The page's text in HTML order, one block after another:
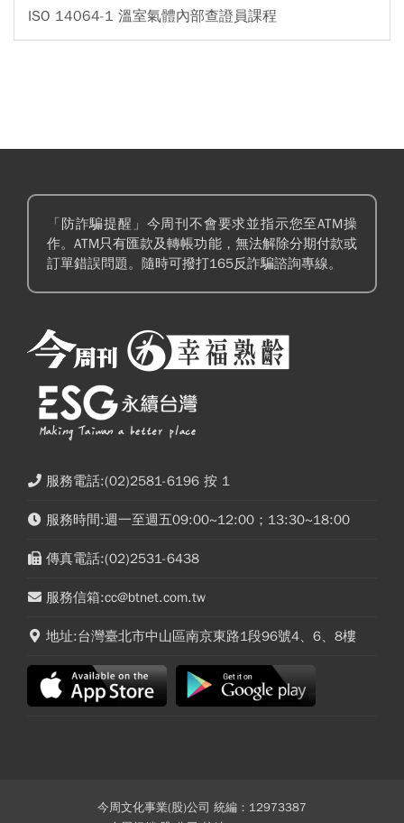
ISO 14064-1 溫室氣體內部查證員課程
「防詐騙提醒」今周刊不會要求並指示您至ATM操
作。ATM只有匯款及轉帳功能，無法解除分期付款或
訂單錯誤問題。隨時可撥打165反詐騙諮詢專線。
服務電話:(02)2581-6196 按 1
服務時間:週一至週五09:00~12:00；13:30~18:00
傳真電話:(02)2531-6438
服務信箱:cc@btnet.com.tw
地址:台灣臺北市中山區南京東路1段96號4、6、8樓
今周文化事業(股)公司 統編：12973387